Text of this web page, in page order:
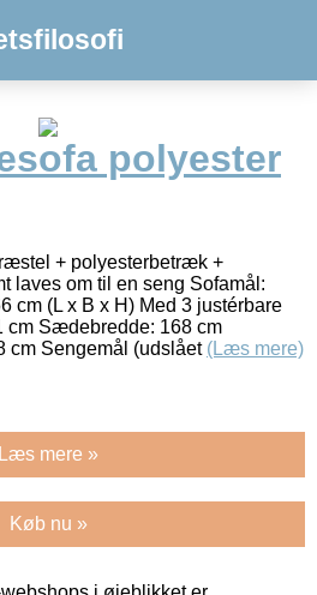
polyester
+ polyesterbetræk +
laves om til en seng Sofamål:
cm (L x B x H) Med 3 justérbare
Sædebredde: 168 cm
cm Sengemål (udslået (Læs mere)
Læs mere »
Køb nu »